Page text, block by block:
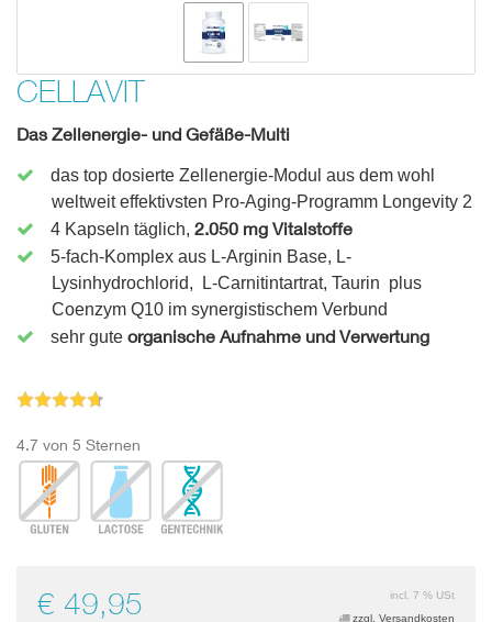
CELLAVIT
DasZellenergie- und Gefäße-Multi
das top dosierte Zellenergie-Modul aus dem wohl
weltweit effektivsten Pro-Aging-Programm Longevity 2
4 Kapseln täglich, 2.050 mg Vitalstoffe
5-fach-Komplex aus L-Arginin Base, L-
Lysinhydrochlorid, L-Carnitintartrat, Taurin plus
Coenzym Q10 im synergistischem Verbund
sehr gute organische Aufnahme und Verwertung
4.7 von 5 Sternen
incl. 7 % USt
zzgl. Versandkosten
€ 49,95